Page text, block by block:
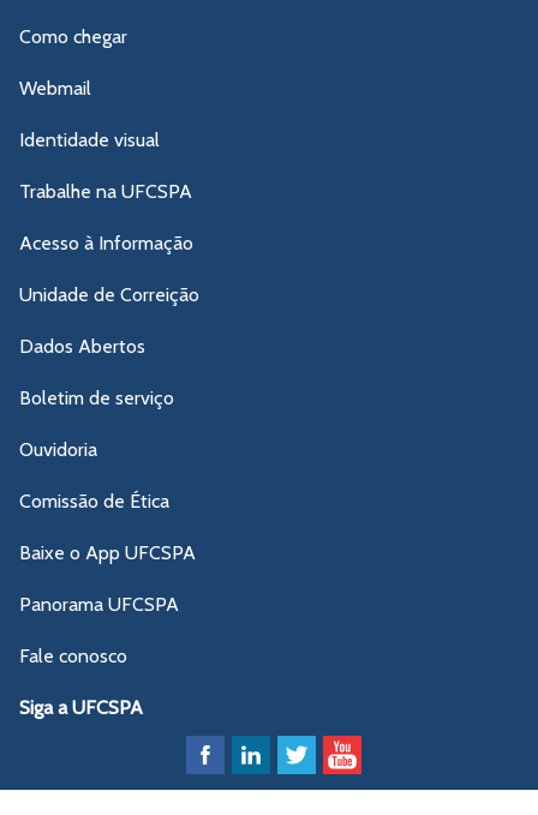
Como chegar
Webmail
Identidade visual
Trabalhe na UFCSPA
Acesso à Informação
Unidade de Correição
Dados Abertos
Boletim de serviço
Ouvidoria
Comissão de Ética
Baixe o App UFCSPA
Panorama UFCSPA
Fale conosco
Siga a UFCSPA